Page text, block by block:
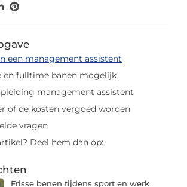
een management assistent
en fulltime banen mogelijk
management assistent
of de kosten vergoed worden
vragen
Deel hem dan op:
Frisse benen tijdens sport en werk